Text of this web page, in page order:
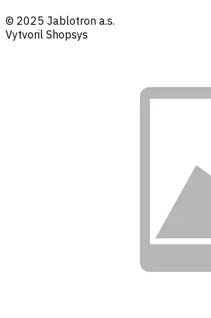
© 2025 Jablotron a.s.
Vytvoril Shopsys